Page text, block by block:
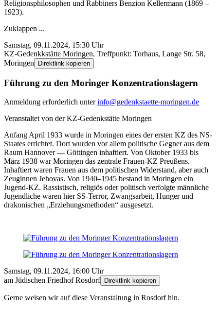
Religions­philo­sophen und Rabbiners Benzion Keller­mann (1869 –
1923).
Zuklappen ...
Samstag, 09.11.2024, 15:30 Uhr
KZ-Gedenkk­stätte Moringen, Treffpunkt: Torhaus, Lange Str. 58,
Moringen
Direktlink kopieren
Führung zu den Moringer Konzentrations­lagern
Anmeldung erforderlich unterinfo@gedenkstaette-moringen.de
Veranstaltet von der KZ-Gedenk­­stätte Moringen
Anfang April 1933 wurde in Moringen eines der ersten KZ des NS-
Staates errichtet. Dort wurden vor allem politische Gegner aus dem
Raum Hannover — Göttingen inhaftiert. Von Oktober 1933 bis
März 1938 war Moringen das zentrale Frauen-KZ Preußens.
Inhaftiert waren Frauen aus dem politischen Wider­stand, aber auch
Zeuginnen Jehovas. Von 1940–1945 bestand in Moringen ein
Jugend-KZ. Rassistisch, religiös oder politisch verfolgte männliche
Jugendliche waren hier SS-Terror, Zwangs­­arbeit, Hunger und
drakonischen „Erziehungs­­methoden“ ausgesetzt.
Samstag, 09.11.2024, 16:00 Uhr
am Jüdischen Friedhof Rosdorf Direktlink kopieren
Gerne weisen wir auf diese Veranstaltung in Rosdorf hin.